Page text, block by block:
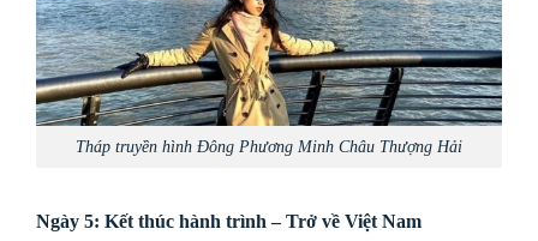
Tháp truyền hình Đông Phương Minh Châu Thượng Hải
Ngày 5: Kết thúc hành trình – Trở về Việt Nam